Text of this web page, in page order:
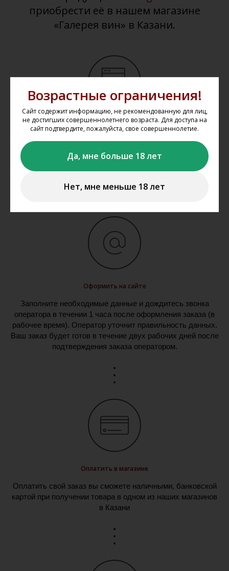
Возрастные ограничения!
Сайт содержит информацию, не рекомендованную для лиц,
не достигших совершеннолетнего возраста. Для доступа на
сайт подтвердите, пожалуйста, свое совершеннолетие.
Да, мне больше 18 лет
Нет, мне меньше 18 лет
приобрести её в нашем магазине
«Галерея вин» в Казани.
Выбрать товар из каталога
Выбирайте понравившиеся товары в каталоге сайта,
добавляйте их в корзину, укажите один из магазинов, из
которого вы планируете забрать свой заказ.
Оформить на сайте
Заполните необходимые данные и дождитесь звонка
оператора в течении 1 часа после оформления заказа (в
рабочее время). Оператор уточнит правильность данных.
Ваш заказ будет готов в течение двух рабочих дней после
подтверждения заказа оператором.
Оплатить в магазине
Оплатить свой заказ вы сможете наличными, банковской
картой при получении товара в одном из наших магазинов
в Казани